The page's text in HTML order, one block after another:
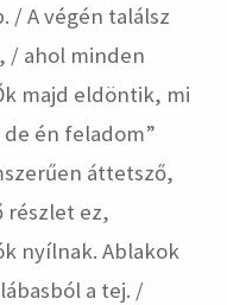
/ A végén találsz
/ ahol minden
majd eldöntik, mi
én feladom”
áttetsző,
részlet ez,
nyílnak. Ablakok
a tej. /